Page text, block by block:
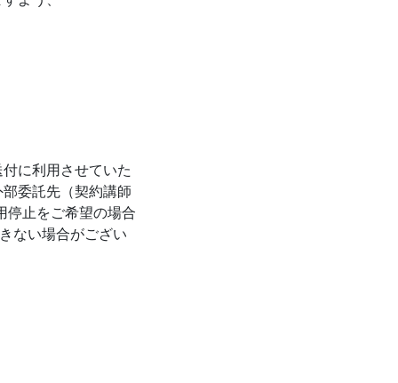
に利用させていた
委託先（契約講師
停止をご希望の場合
ない場合がござい